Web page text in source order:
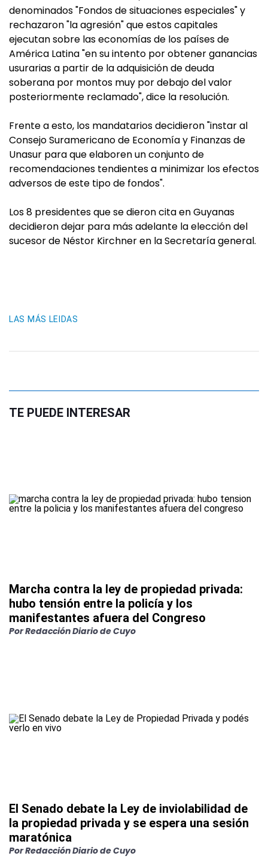
denominados "Fondos de situaciones especiales" y
rechazaron "la agresión" que estos capitales
ejecutan sobre las economías de los países de
América Latina "en su intento por obtener ganancias
usurarias a partir de la adquisición de deuda
soberana por montos muy por debajo del valor
posteriormente reclamado", dice la resolución.
Frente a esto, los mandatarios decidieron "instar al
Consejo Suramericano de Economía y Finanzas de
Unasur para que elaboren un conjunto de
recomendaciones tendientes a minimizar los efectos
adversos de este tipo de fondos".
Los 8 presidentes que se dieron cita en Guyanas
decidieron dejar para más adelante la elección del
sucesor de Néstor Kirchner en la Secretaría general.
LAS MÁS LEIDAS
TE PUEDE INTERESAR
Marcha contra la ley de propiedad privada:
hubo tensión entre la policía y los
manifestantes afuera del Congreso
PorRedacción Diario de Cuyo
El Senado debate la Ley de inviolabilidad de
la propiedad privada y se espera una sesión
maratónica
PorRedacción Diario de Cuyo